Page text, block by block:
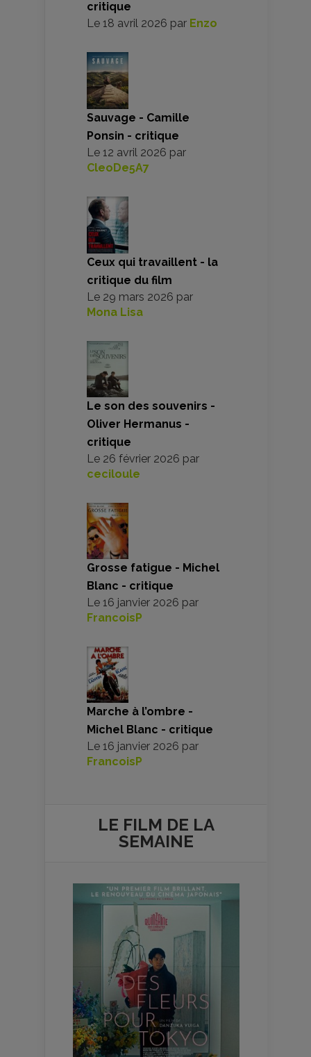
critique
Le 18 avril 2026 par Enzo
Sauvage - Camille
Ponsin - critique
Le 12 avril 2026 par
CleoDe5A7
Ceux qui travaillent - la
critique du film
Le 29 mars 2026 par
Mona Lisa
Le son des souvenirs -
Oliver Hermanus -
critique
Le 26 février 2026 par
ceciloule
Grosse fatigue - Michel
Blanc - critique
Le 16 janvier 2026 par
FrancoisP
Marche à l’ombre -
Michel Blanc - critique
Le 16 janvier 2026 par
FrancoisP
LE FILM DE LA
SEMAINE